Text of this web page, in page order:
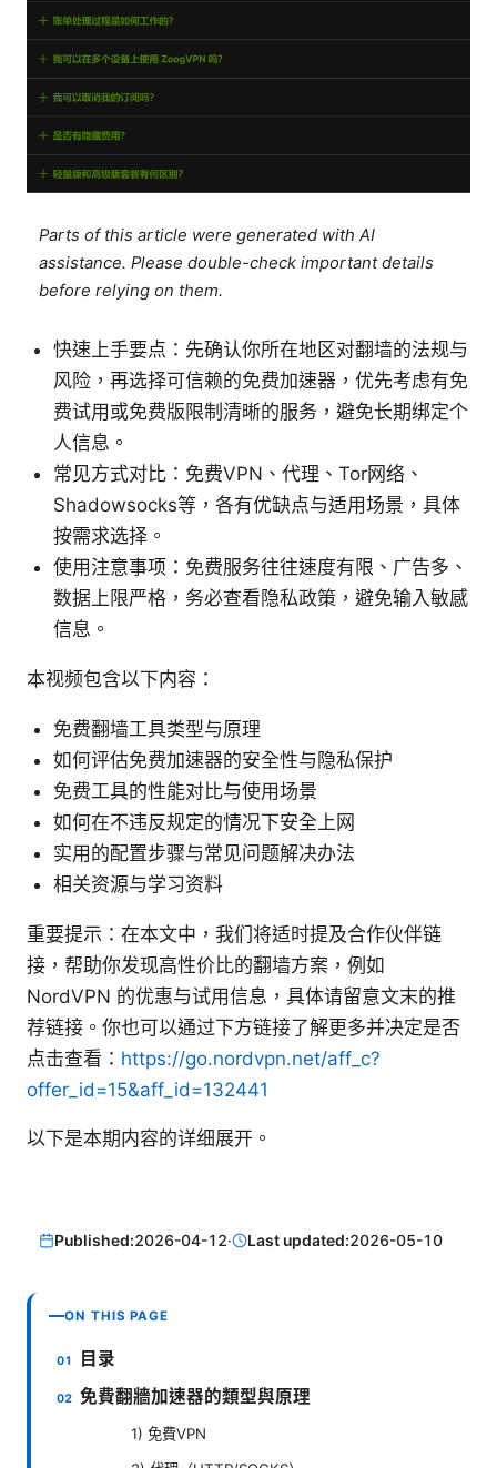
Parts of this article were generated with AI
assistance. Please double-check important details
before relying on them.
快速上手要点：先确认你所在地区对翻墙的法规与
风险，再选择可信赖的免费加速器，优先考虑有免
费试用或免费版限制清晰的服务，避免长期绑定个
人信息。
常见方式对比：免费VPN、代理、Tor网络、
Shadowsocks等，各有优缺点与适用场景，具体
按需求选择。
使用注意事项：免费服务往往速度有限、广告多、
数据上限严格，务必查看隐私政策，避免输入敏感
信息。
本视频包含以下内容：
免费翻墙工具类型与原理
如何评估免费加速器的安全性与隐私保护
免费工具的性能对比与使用场景
如何在不违反规定的情况下安全上网
实用的配置步骤与常见问题解决办法
相关资源与学习资料
重要提示：在本文中，我们将适时提及合作伙伴链
接，帮助你发现高性价比的翻墙方案，例如
NordVPN 的优惠与试用信息，具体请留意文末的推
荐链接。你也可以通过下方链接了解更多并决定是否
点击查看： https://go.nordvpn.net/aff_c?
offer_id=15&aff_id=132441
以下是本期内容的详细展开。
Published:2026-04-12· Last updated:2026-05-10
ON THIS PAGE
目录
免費翻牆加速器的類型與原理
1) 免費VPN